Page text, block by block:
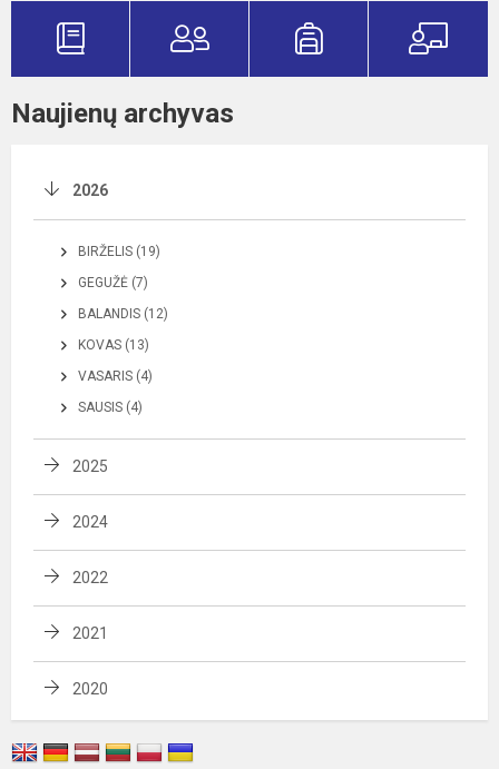
Naujienų archyvas
2026
BIRŽELIS (19)
GEGUŽĖ (7)
BALANDIS (12)
KOVAS (13)
VASARIS (4)
SAUSIS (4)
2025
2024
2022
2021
2020